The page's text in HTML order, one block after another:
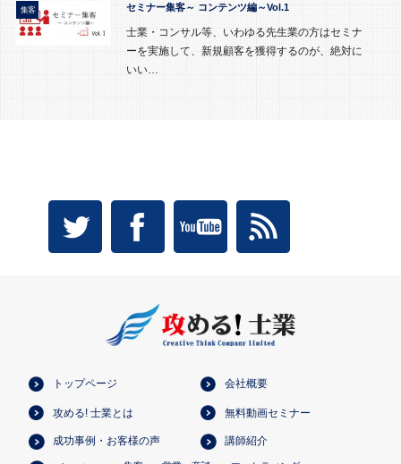
集客 セミナー集客～ コンテンツ編～Vol.1
士業・コンサル等、いわゆる先生業の方はセミナ
ーを実施して、新規顧客を獲得するのが、絶対に
いい…
トップページ 会社概要
攻める! 士業とは 無料動画セミナー
成功事例・お客様の声 講師紹介